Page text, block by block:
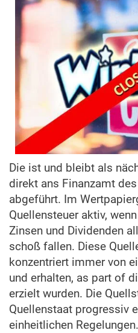
Die ist und bleibt als
direkt ans Finanzamt
abgeführt. Im
Quellensteuer aktiv,
Zinsen und Dividenden
schoß fallen. Diese
konzentriert immer von
und erhalten, as part of
erzielt wurden. Die
Quellenstaat progressiv
einheitlichen